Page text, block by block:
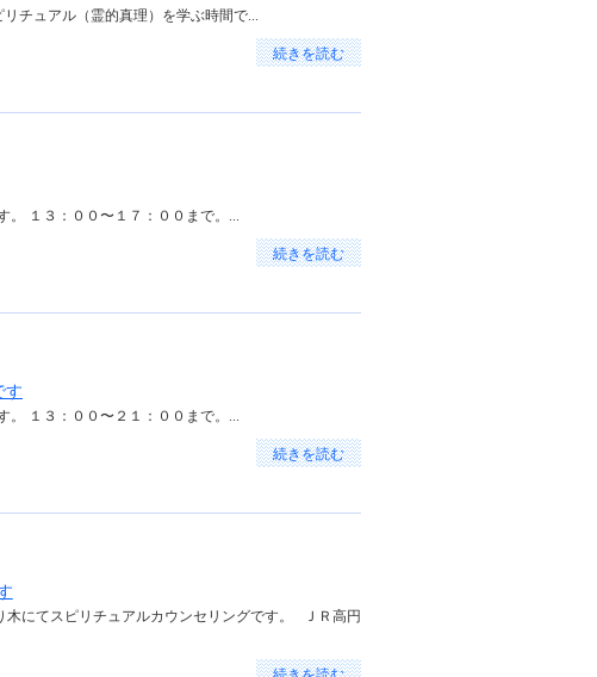
チュアル（霊的真理）を学ぶ時間で...
続きを読む
。 １３：００〜１７：００まで。...
続きを読む
す
。 １３：００〜２１：００まで。...
続きを読む
木にてスピリチュアルカウンセリングです。 ＪＲ高円